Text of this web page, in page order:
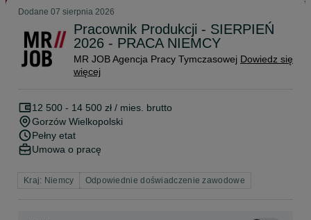
Dodane 07 sierpnia 2026
Pracownik Produkcji - SIERPIEŃ
2026 - PRACA NIEMCY
MR JOB Agencja Pracy Tymczasowej Dowiedz się
więcej
12 500 - 14 500 zł / mies. brutto
Gorzów Wielkopolski
Pełny etat
Umowa o pracę
Kraj: Niemcy Odpowiednie doświadczenie zawodowe